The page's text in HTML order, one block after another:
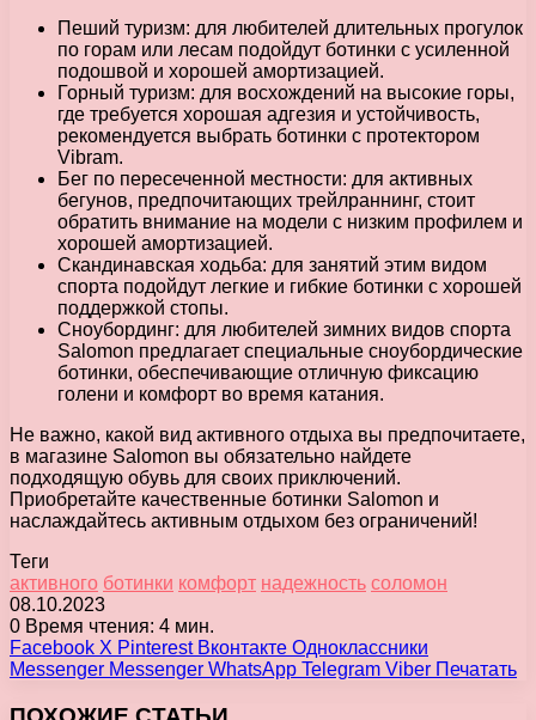
Пеший туризм: для любителей длительных прогулок
по горам или лесам подойдут ботинки с усиленной
подошвой и хорошей амортизацией.
Горный туризм: для восхождений на высокие горы,
где требуется хорошая адгезия и устойчивость,
рекомендуется выбрать ботинки с протектором
Vibram.
Бег по пересеченной местности: для активных
бегунов, предпочитающих трейлраннинг, стоит
обратить внимание на модели с низким профилем и
хорошей амортизацией.
Скандинавская ходьба: для занятий этим видом
спорта подойдут легкие и гибкие ботинки с хорошей
поддержкой стопы.
Сноубординг: для любителей зимних видов спорта
Salomon предлагает специальные сноубордические
ботинки, обеспечивающие отличную фиксацию
голени и комфорт во время катания.
Не важно, какой вид активного отдыха вы предпочитаете,
в магазине Salomon вы обязательно найдете
подходящую обувь для своих приключений.
Приобретайте качественные ботинки Salomon и
наслаждайтесь активным отдыхом без ограничений!
Теги
активного ботинки комфорт надежность соломон
08.10.2023
0 Время чтения: 4 мин.
Facebook X Pinterest Вконтакте Одноклассники
Messenger Messenger WhatsApp Telegram Viber Печатать